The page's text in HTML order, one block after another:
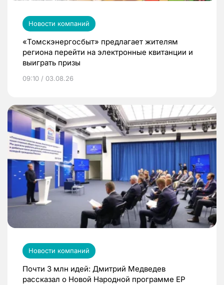
Новости компаний
«Томскэнергосбыт» предлагает жителям
региона перейти на электронные квитанции и
выиграть призы
09:10 / 03.08.26
Новости компаний
Почти 3 млн идей: Дмитрий Медведев
рассказал о Новой Народной программе ЕР